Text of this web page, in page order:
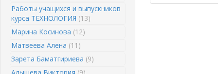
Работы учащихся и выпускников
курса ТЕХНОЛОГИЯ (13)
Марина Косинова (12)
Матвеева Алена (11)
Зарета Баматгириева (9)